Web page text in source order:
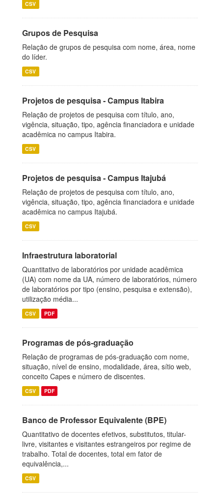
CSV
Grupos de Pesquisa
Relação de grupos de pesquisa com nome, área, nome
do líder.
CSV
Projetos de pesquisa - Campus Itabira
Relação de projetos de pesquisa com título, ano,
vigência, situação, tipo, agência financiadora e unidade
acadêmica no campus Itabira.
CSV
Projetos de pesquisa - Campus Itajubá
Relação de projetos de pesquisa com título, ano,
vigência, situação, tipo, agência financiadora e unidade
acadêmica no campus Itajubá.
CSV
Infraestrutura laboratorial
Quantitativo de laboratórios por unidade acadêmica
(UA) com nome da UA, número de laboratórios, número
de laboratórios por tipo (ensino, pesquisa e extensão),
utilização média...
CSV PDF
Programas de pós-graduação
Relação de programas de pós-graduação com nome,
situação, nível de ensino, modalidade, área, sítio web,
conceito Capes e número de discentes.
CSV PDF
Banco de Professor Equivalente (BPE)
Quantitativo de docentes efetivos, substitutos, titular-
livre, visitantes e visitantes estrangeiros por regime de
trabalho. Total de docentes, total em fator de
equivalência,...
CSV